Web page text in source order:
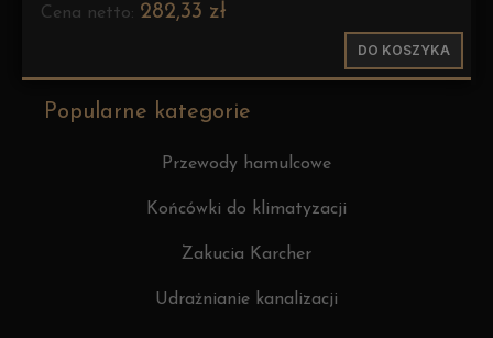
Cena netto: 282,33 zł
DO KOSZYKA
Popularne kategorie
Przewody hamulcowe
Końcówki do klimatyzacji
Zakucia Karcher
Udrażnianie kanalizacji